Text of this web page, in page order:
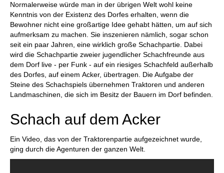
Normalerweise würde man in der übrigen Welt wohl keine
Kenntnis von der Existenz des Dorfes erhalten, wenn die
Bewohner nicht eine großartige Idee gehabt hätten, um auf sich
aufmerksam zu machen. Sie inszenieren nämlich, sogar schon
seit ein paar Jahren, eine wirklich große Schachpartie. Dabei
wird die Schachpartie zweier jugendlicher Schachfreunde aus
dem Dorf live - per Funk - auf ein riesiges Schachfeld außerhalb
des Dorfes, auf einem Acker, übertragen. Die Aufgabe der
Steine des Schachspiels übernehmen Traktoren und anderen
Landmaschinen, die sich im Besitz der Bauern im Dorf befinden.
Schach auf dem Acker
Ein Video, das von der Traktorenpartie aufgezeichnet wurde,
ging durch die Agenturen der ganzen Welt.